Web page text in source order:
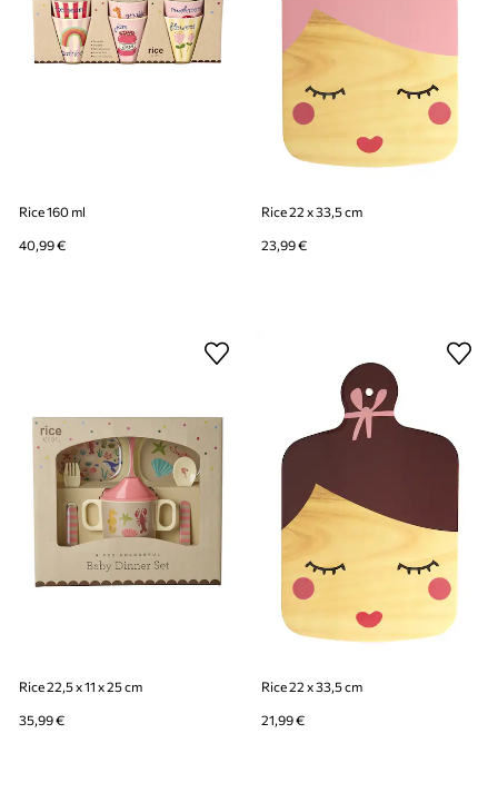
Rice 160 ml
40,99 €
Rice 22 x 33,5 cm
23,99 €
Rice 22,5 x 11 x 25 cm
35,99 €
Rice 22 x 33,5 cm
21,99 €